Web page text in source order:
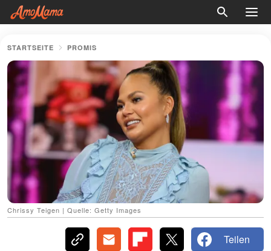
STARTSEITE PROMIS
Chrissy Teigen | Quelle: Getty Images
Teilen